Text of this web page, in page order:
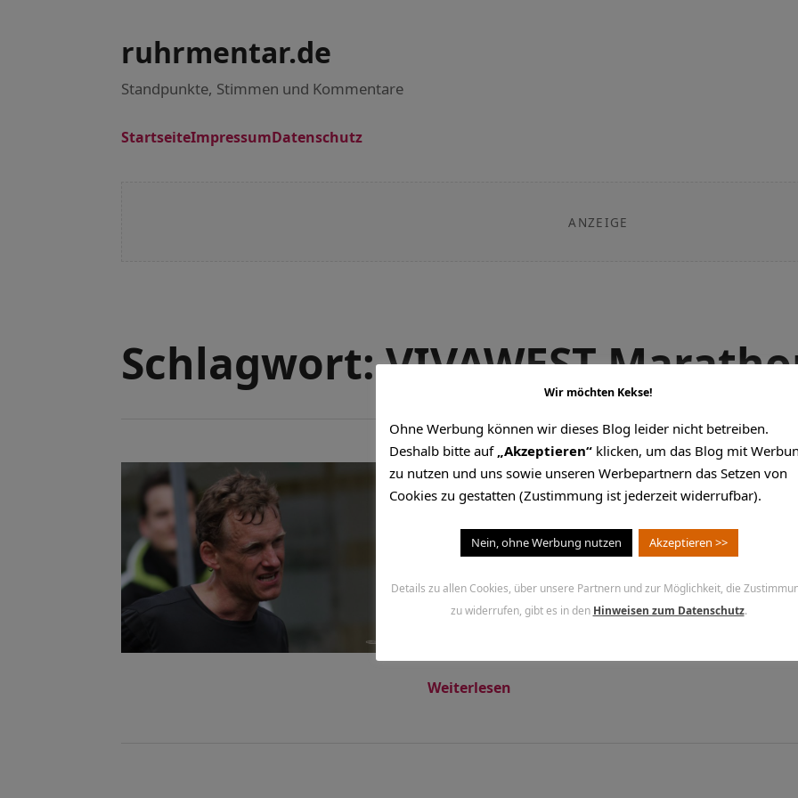
ruhrmentar.de
Standpunkte, Stimmen und Kommentare
StartseiteImpressumDatenschutz
ANZEIGE
Schlagwort:VIVAWEST
Der VIVAWEST-
Chronik des Leidens
Ihr quält euch. Das kann man in euren Gesichtern
Pulsmesser. Eure Beine sind bleischwer. Wie weit
Weiterlesen
Wir möchten Kekse!
Ohne Werbung können wir dieses Blog leider nicht betreiben.
Deshalb bitte auf „Akzeptieren“ klicken, um das Blog mit
zu nutzen und uns sowie unseren Werbepartnern das Setzen von
Cookies zu gestatten (Zustimmung ist jederzeit widerrufbar).
Nein, ohne Werbung nutzen Akzeptieren >>
Details zu allen Cookies, über unsere Partnern und zur Möglichkeit, die
zu widerrufen, gibt es in den Hinweisen zum Datenschutz.